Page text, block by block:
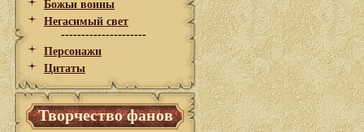
Божьи воины
Негасимый свет
---------------------
Персонажи
Цитаты
Творчество фанов